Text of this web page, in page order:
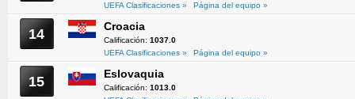
UEFA Clasificaciones »
Página del equipo »
14 Croacia
Calificación: 1037.0
UEFA Clasificaciones »
Página del equipo »
15 Eslovaquia
Calificación: 1013.0